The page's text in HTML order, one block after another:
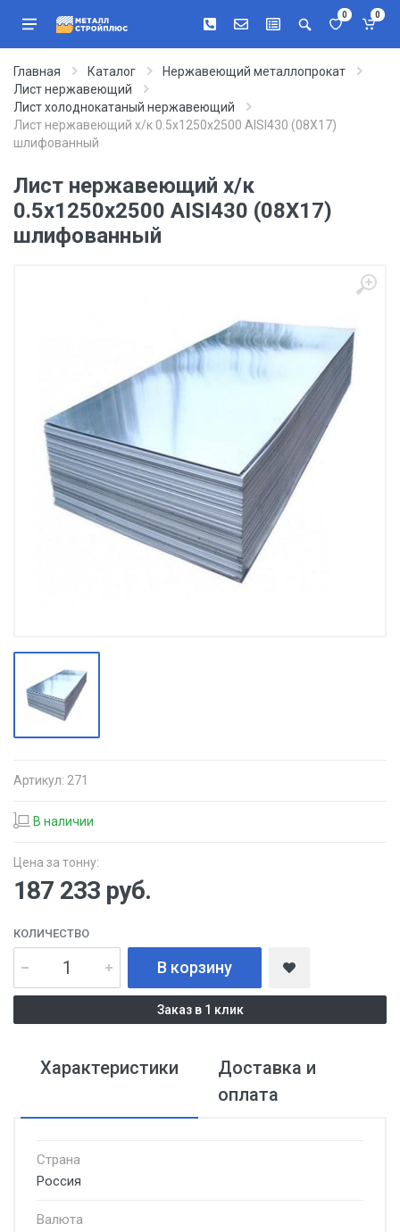
0 0
Главная Каталог
Нержавеющий металлопрокат
Лист нержавеющий
Лист холоднокатаный нержавеющий
Лист нержавеющий х/к 0.5х1250х2500 AISI430 (08Х17)
шлифованный
Лист нержавеющий х/к
0.5х1250х2500 AISI430 (08Х17)
шлифованный
Артикул: 271
В наличии
Цена за тонну:
187 233 руб.
КОЛИЧЕСТВО
В корзину
Заказ в 1 клик
Характеристики
Доставка и
оплата
Страна
Россия
Валюта